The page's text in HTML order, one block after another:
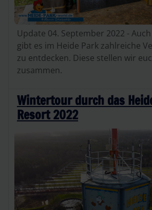
Update 04. September 2022 -
gibt es im Heide Park zahlreiche
zu entdecken. Diese stellen wir
zusammen.
Wintertour durch das
Resort 2022